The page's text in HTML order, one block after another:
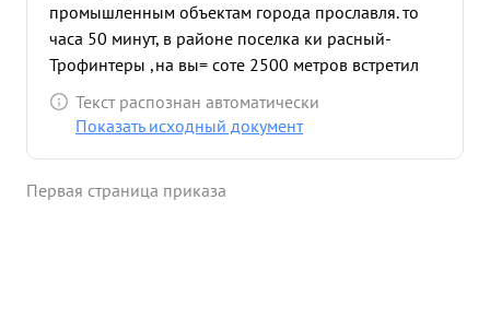
промышленным объектам города прославля. то
часа 50 минут, в районе поселка ки расный-
Трофинтеры ,на вы= соте 2500 метров встретил
бомбардировщика противника идущего на город
преславль. Обнаружив самолет в зоне ночного
подошел к бомбар= дировщику противника сзади
Текст распознан автоматически
Показать исходный документ
Первая страница приказа